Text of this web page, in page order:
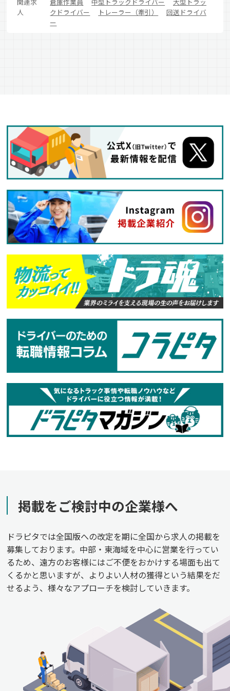
人
クドライバー
トレーラー（牽引）
回送ドライバ
ー
掲載をご検討中の企業様へ
ドラピタでは全国版への改定を期に全国から求人の掲載を
募集しております。中部・東海域を中心に営業を行ってい
るため、遠方のお客様にはご不便をおかけする場面も出て
くるかと思いますが、よりよい人材の獲得という結果をだ
せるよう、様々なアプローチを検討していきます。